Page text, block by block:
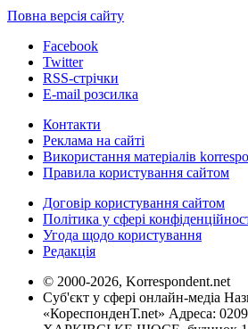
Повна версія сайту
Facebook
Twitter
RSS-стрічки
E-mail розсилка
Контакти
Реклама на сайті
Використання матеріалів
Правила користування сайтом
Договір користування сайтом
Політика у сфері
Угода щодо користування
Редакція
© 2000-2026, Korrespondent.net
Суб'єкт у сфері онлайн-медіа
«КореспонденТ.net» Адреса: